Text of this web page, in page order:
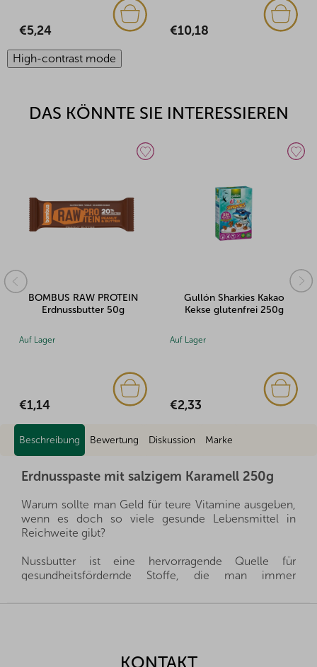
€5,24 €10,18
High-contrast mode
DAS KÖNNTE SIE INTERESSIEREN
BOMBUS RAW PROTEIN
Erdnussbutter 50g
Auf Lager
€1,14
Gullón Sharkies Kakao
Kekse glutenfrei 250g
Auf Lager
€2,33
Beschreibung Bewertung Diskussion Marke
Erdnusspaste mit salzigem Karamell 250g
Warum sollte man Geld für teure Vitamine ausgeben,
wenn es doch so viele gesunde Lebensmittel in
Reichweite gibt?
Nussbutter ist eine hervorragende Quelle für
gesundheitsfördernde Stoffe, die man immer
sehr sättigend. Sie ist ein gesunder und schneller
Geschmack für Ihre Familie.
KONTAKT